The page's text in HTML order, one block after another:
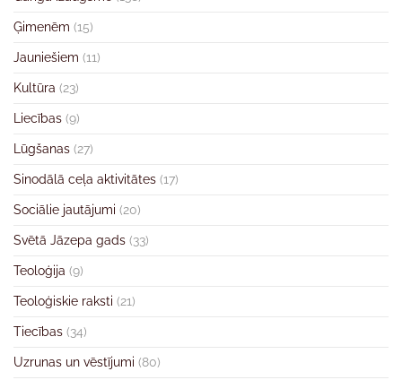
Ģimenēm (15)
Jauniešiem (11)
Kultūra (23)
Liecības (9)
Lūgšanas (27)
Sinodālā ceļa aktivitātes (17)
Sociālie jautājumi (20)
Svētā Jāzepa gads (33)
Teoloģija (9)
Teoloģiskie raksti (21)
Tiecības (34)
Uzrunas un vēstījumi (80)